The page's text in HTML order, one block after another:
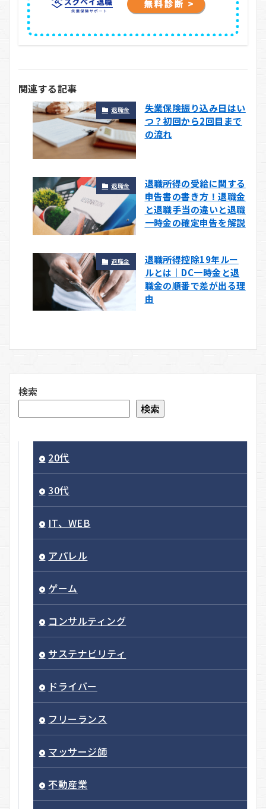
関連する記事
退職金
失業保険振り込み日はい
つ？初回から2回目まで
の流れ
退職金
退職所得の受給に関する
申告書の書き方！退職金
と退職手当の違いと退職
一時金の確定申告を解説
退職金
退職所得控除19年ルー
ルとは｜DC一時金と退
職金の順番で差が出る理
由
検索
検索
20代
30代
IT、WEB
アパレル
ゲーム
コンサルティング
サステナビリティ
ドライバー
フリーランス
マッサージ師
不動産業